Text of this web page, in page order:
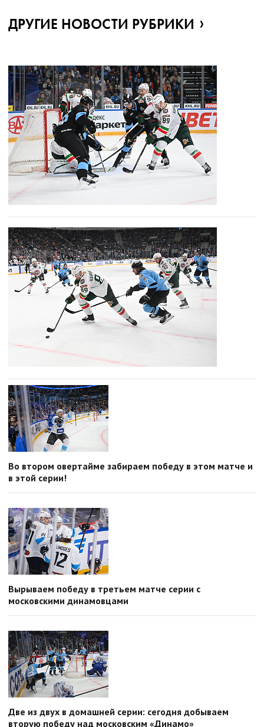
ДРУГИЕ НОВОСТИ РУБРИКИ
Во втором овертайме забираем победу в этом матче и
в этой серии!
Вырываем победу в третьем матче серии с
московскими динамовцами
Две из двух в домашней серии: сегодня добываем
вторую победу над московским «Динамо»